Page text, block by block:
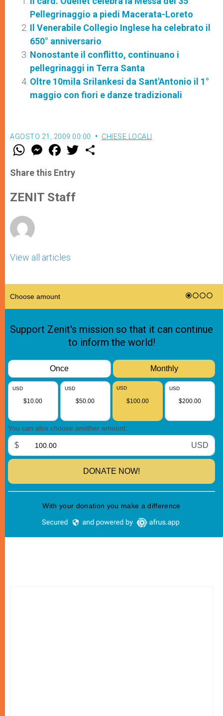
Pellegrinaggio a piedi Macerata-Loreto
Il Venerabile Collegio Inglese ha celebrato il
650° anniversario
Nonostante il conflitto, continuano i
pellegrinaggi in Terra Santa
Oltre 10mila Srilankesi da Sant'Antonio il 1°
maggio con fiori e danze tradizionali
AGOSTO 21, 2009 00:00 CHIESE LOCALI
W
t
s
p
p
M
e
s
e
g
e
F
a
e
b
o
k
w
Share this Entry
ZENIT Staff
View all articles